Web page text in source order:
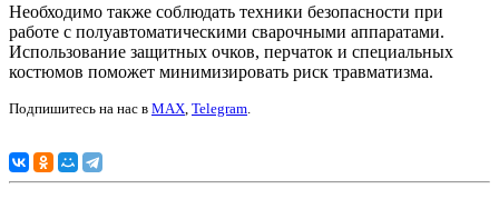
Необходимо также соблюдать техники безопасности при
работе с полуавтоматическими сварочными аппаратами.
Использование защитных очков, перчаток и специальных
костюмов поможет минимизировать риск травматизма.
Подпишитесь на нас в MAX Telegram